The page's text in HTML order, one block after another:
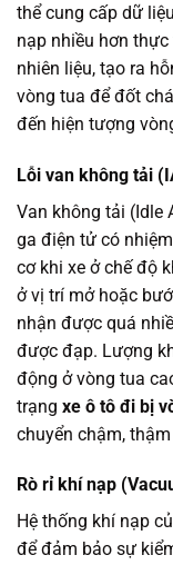
thể cung cấp dữ
nạp nhiều hơn
nhiên liệu, tạo ra
vòng tua để đốt
đến hiện tượng
Lỗi van không tải
Van không tải (Idle
ga điện tử có
cơ khi xe ở chế độ
ở vị trí mở hoặc
nhận được quá
được đạp. Lượng
động ở vòng tua
trạng xe ô tô đi bị
chuyển chậm,
Rò rỉ khí nạp
Hệ thống khí nạp
để đảm bảo sự